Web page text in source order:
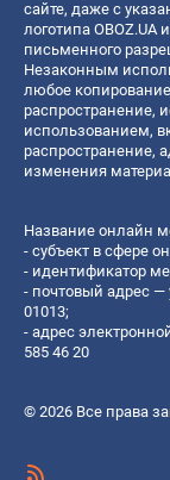
сайте, даже с
логотипа OBOZ.UA
письменного
Незаконным
любое
распространение,
использованием,
распространение,
изменения
Название онлайн
- субъект в сфере
- идентификатор
- почтовый адрес —
01013;
- адрес
585 46 20
© 2026 Все права